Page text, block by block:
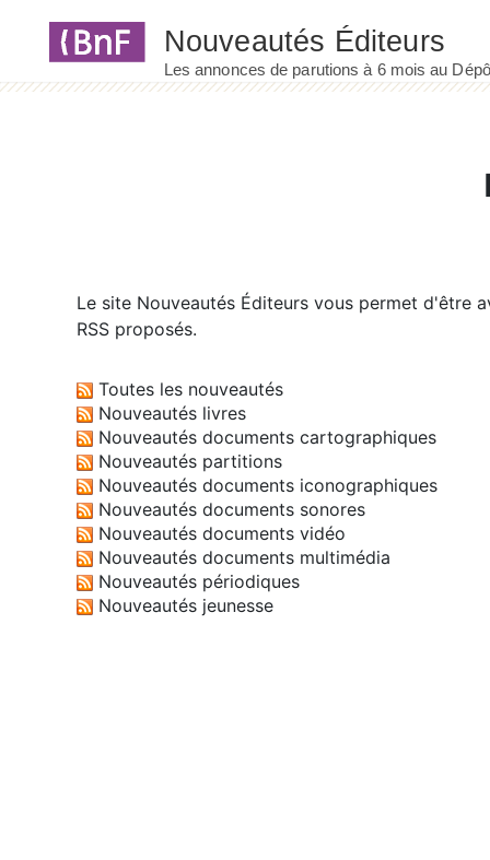
Le site Nouveautés Éditeurs vous permet d'être
RSS proposés.
Toutes les nouveautés
Nouveautés livres
Nouveautés documents cartographiques
Nouveautés partitions
Nouveautés documents iconographiques
Nouveautés documents sonores
Nouveautés documents vidéo
Nouveautés documents multimédia
Nouveautés périodiques
Nouveautés jeunesse